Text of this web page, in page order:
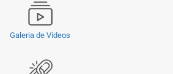
Galeria de Vídeos